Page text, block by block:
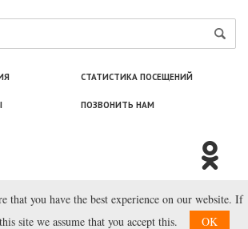
СТАТИСТИКА ПОСЕЩЕНИЙ
ПОЗВОНИТЬ НАМ
Новоcтей», 2003—2026.
that you have the best experience on our website. If
site we assume that you accept this.
OK